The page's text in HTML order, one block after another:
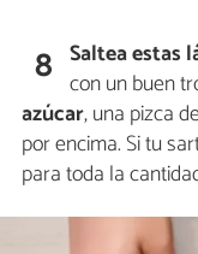
8 Salteaestas
con un buen
azúcar, una pizca
por encima. Si tu
para toda la